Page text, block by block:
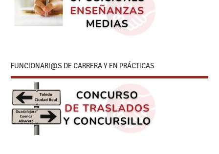
FUNCIONARI@S DE CARRERA Y EN PRÁCTICAS